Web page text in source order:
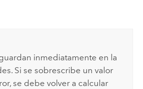
inmediatamente en la
Si se sobrescribe un valor
se debe volver a calcular